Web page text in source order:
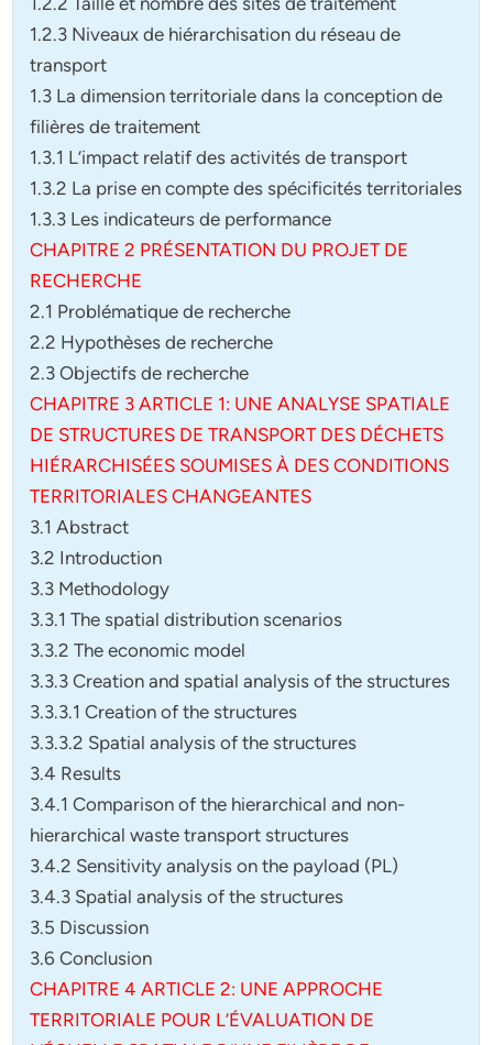
1.2.3 Niveaux de hiérarchisation du réseau de
transport
1.3 La dimension territoriale dans la conception de
filières de traitement
1.3.1 L’impact relatif des activités de transport
1.3.2 La prise en compte des spécificités territoriales
1.3.3 Les indicateurs de performance
CHAPITRE 2 PRÉSENTATION DU PROJET DE
RECHERCHE
2.1 Problématique de recherche
2.2 Hypothèses de recherche
2.3 Objectifs de recherche
CHAPITRE 3 ARTICLE 1: UNE ANALYSE SPATIALE
DE STRUCTURES DE TRANSPORT DES DÉCHETS
HIÉRARCHISÉES SOUMISES À DES CONDITIONS
TERRITORIALES CHANGEANTES
3.1 Abstract
3.2 Introduction
3.3 Methodology
3.3.1 The spatial distribution scenarios
3.3.2 The economic model
3.3.3 Creation and spatial analysis of the structures
3.3.3.1 Creation of the structures
3.3.3.2 Spatial analysis of the structures
3.4 Results
3.4.1 Comparison of the hierarchical and non-
hierarchical waste transport structures
3.4.2 Sensitivity analysis on the payload (PL)
3.4.3 Spatial analysis of the structures
3.5 Discussion
3.6 Conclusion
CHAPITRE 4 ARTICLE 2: UNE APPROCHE
TERRITORIALE POUR L’ÉVALUATION DE